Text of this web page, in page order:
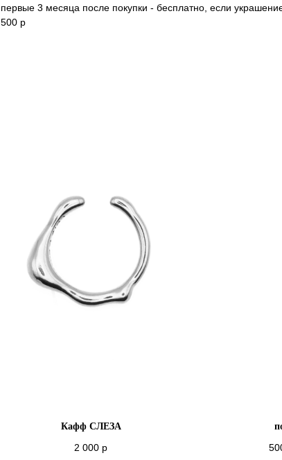
первые 3 месяца после покупки - бесплатно, если
500 р
Кафф СЛЕЗА
2 000 р